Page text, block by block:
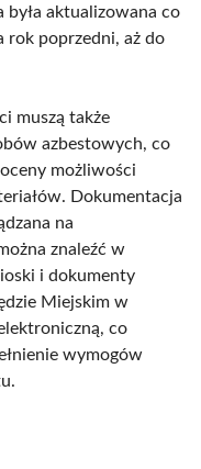
była aktualizowana co
rok poprzedni, aż do
muszą także
azbestowych, co
możliwości
Dokumentacja
na
znaleźć w
i dokumenty
Miejskim w
co
wymogów